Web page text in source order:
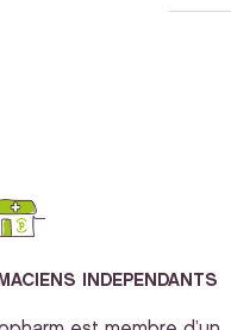
INDEPENDANTS